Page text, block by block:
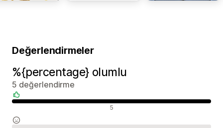
Değerlendirmeler
%{percentage} olumlu
5 değerlendirme
5